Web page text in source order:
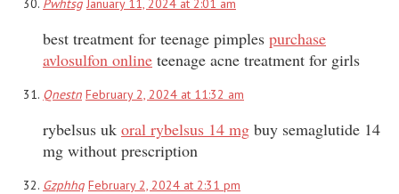
Pwhtsg January 11, 2024 at 2:01 am
best treatment for teenage pimples purchase
avlosulfon online teenage acne treatment for girls
Qnestn February 2, 2024 at 11:32 am
rybelsus uk oral rybelsus 14 mg buy semaglutide 14
mg without prescription
Gzphhq February 2, 2024 at 2:31 pm